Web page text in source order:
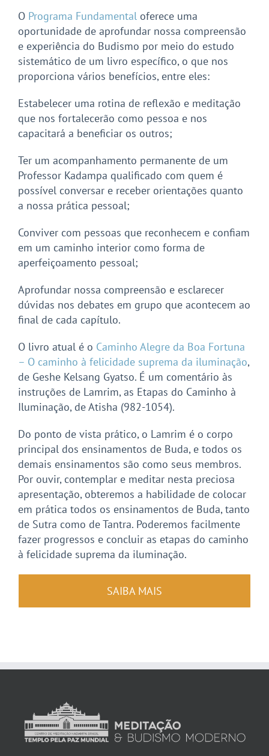
O Programa Fundamental oferece uma
oportunidade de aprofundar nossa compreensão
e experiência do Budismo por meio do estudo
sistemático de um livro específico, o que nos
proporciona vários benefícios, entre eles:
Estabelecer uma rotina de reflexão e meditação
que nos fortalecerão como pessoa e nos
capacitará a beneficiar os outros;
Ter um acompanhamento permanente de um
Professor Kadampa qualificado com quem é
possível conversar e receber orientações quanto
a nossa prática pessoal;
Conviver com pessoas que reconhecem e confiam
em um caminho interior como forma de
aperfeiçoamento pessoal;
Aprofundar nossa compreensão e esclarecer
dúvidas nos debates em grupo que acontecem ao
final de cada capítulo.
O livro atual é o Caminho Alegre da Boa Fortuna
– O caminho à felicidade suprema da iluminação,
de Geshe Kelsang Gyatso. É um comentário às
instruções de Lamrim, as Etapas do Caminho à
Iluminação, de Atisha (982-1054).
Do ponto de vista prático, o Lamrim é o corpo
principal dos ensinamentos de Buda, e todos os
demais ensinamentos são como seus membros.
Por ouvir, contemplar e meditar nesta preciosa
apresentação, obteremos a habilidade de colocar
em prática todos os ensinamentos de Buda, tanto
de Sutra como de Tantra. Poderemos facilmente
fazer progressos e concluir as etapas do caminho
à felicidade suprema da iluminação.
SAIBA MAIS